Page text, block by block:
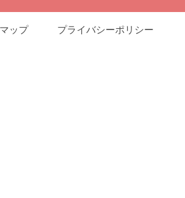
ップ プライバシーポリシー